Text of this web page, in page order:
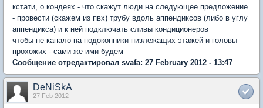
кстати, о кондеях - что скажут люди на следующее предложение
- провести (скажем из пвх) трубу вдоль аппендиксов (либо в углу
аппендикса) и к ней подключать сливы кондиционеров
чтобы не капало на подоконники низлежащих этажей и головы
прохожих - сами же ими будем
Сообщение отредактировал svafa: 27 February 2012 - 13:47
DeNiSkA
27 Feb 2012